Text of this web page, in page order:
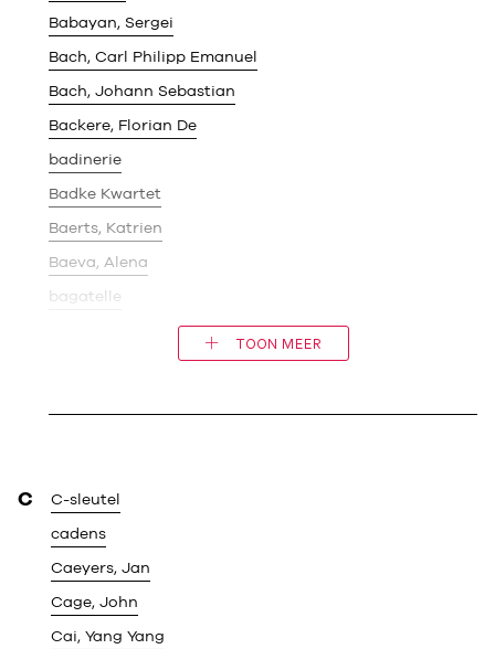
Babayan, Sergei
Bach, Carl Philipp Emanuel
Bach, Johann Sebastian
Backere, Florian De
badinerie
Badke Kwartet
Baerts, Katrien
Baeva, Alena
bagatelle
TOON MEER
C C-sleutel
cadens
Caeyers, Jan
Cage, John
Cai, Yang Yang